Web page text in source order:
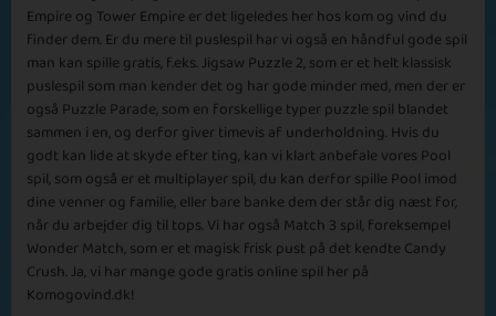
Basic Expert Walter Tamara
Episode 15
Basic
Empire og Tower Empire er det ligeledes her hos kom og vind du
finder dem. Er du mere til puslespil har vi også en håndful gode spil
man kan spille gratis, f.eks. Jigsaw Puzzle 2, som er et helt klassisk
puslespil som man kender det og har gode minder med, men der er
også Puzzle Parade, som en forskellige typer puzzle spil blandet
sammen i en, og derfor giver timevis af underholdning. Hvis du
godt kan lide at skyde efter ting, kan vi klart anbefale vores Pool
spil, som også er et multiplayer spil, du kan derfor spille Pool imod
dine venner og familie, eller bare banke dem der står dig næst for,
når du arbejder dig til tops. Vi har også Match 3 spil, foreksempel
Wonder Match, som er et magisk frisk pust på det kendte Candy
Crush. Ja, vi har mange gode gratis online spil her på
Komogovind.dk!